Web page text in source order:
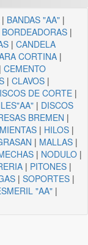
BANDAS "AA"|
BORDEADORAS |
| CANDELA
CORTINA |
CEMENTO
| CLAVOS|
DE CORTE|
| DISCOS
BREMEN |
| HILOS|
| MALLAS|
| NODULO|
| PITONES|
| SOPORTES |
"AA" |